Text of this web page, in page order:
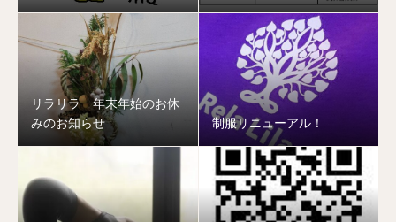
リラリラ 年末年始のお休
みのお知らせ
制服リニューアル！